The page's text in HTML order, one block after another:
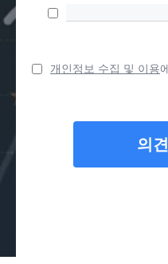
개인정보 수집 및 이용
의